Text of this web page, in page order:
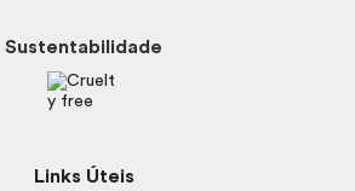
Sustentabilidade
Links Úteis